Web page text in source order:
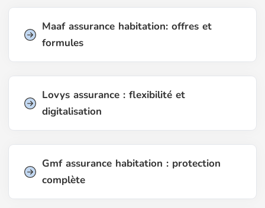
Maaf assurance habitation: offres et
formules
Lovys assurance : flexibilité et
digitalisation
Gmf assurance habitation : protection
complète